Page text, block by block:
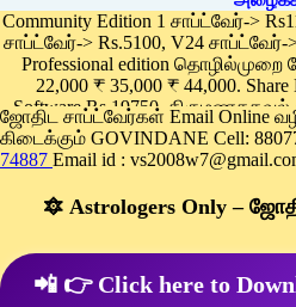
Community Edition 1 சாப்ட்வேர்->
சாப்ட்வேர்-> Rs.5100, V24 சாப்ட்வேர்-
Professional edition
22,000 ₹ 35,000 ₹ 44,000.
Software Rs.19750,
Phone App
Pay
ஜோதிட சாப்ட்வேர்கள் Email Online
கிடைக்கும் GOVINDANE Cell:
74887 Email id :
🔯 Astrologers Only –
📲 👉 Click here to